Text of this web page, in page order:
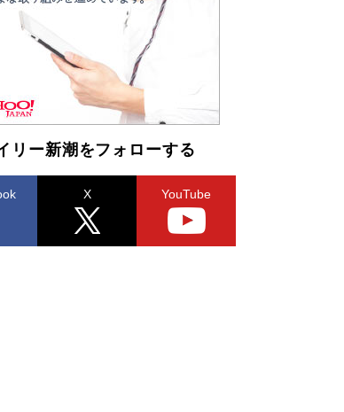
年目にして最下位の営業がトップに大逆
の“意外な一言”から生まれた「雑談のテ
Book Bang
なぜ世界から尊敬されているのか？ 「天
お元気でおられるか」がサウジ国王の第
る理由
リー新潮をフォローする
X YouTube